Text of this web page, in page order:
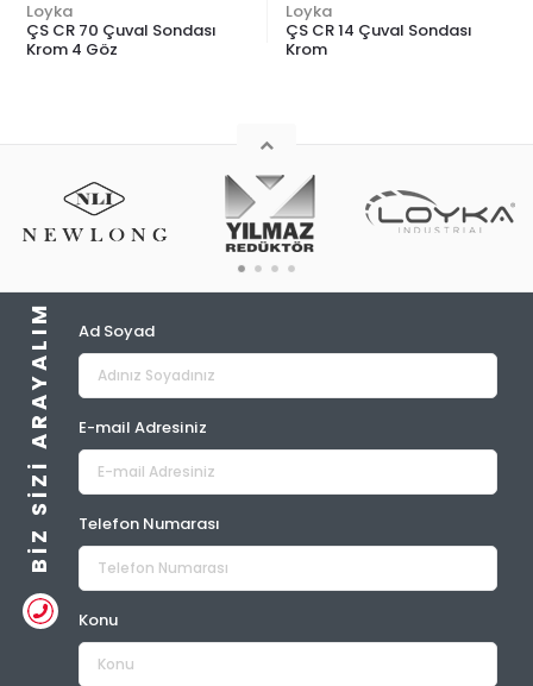
Loyka
ÇS CR 70 Çuval Sondası
Krom 4 Göz
Loyka
ÇS CR 14 Çuval Sondası
Krom
BIZ SIZI ARAYALIM Ad Soyad
E-mail Adresiniz
Telefon Numarası
Konu